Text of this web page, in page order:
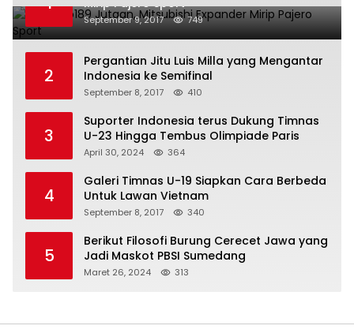
Mirip Pajero Sport
September 9, 2017 749
2
Pergantian Jitu Luis Milla yang Mengantar
Indonesia ke Semifinal
September 8, 2017 410
3
Suporter Indonesia terus Dukung Timnas
U-23 Hingga Tembus Olimpiade Paris
April 30, 2024 364
4
Galeri Timnas U-19 Siapkan Cara Berbeda
Untuk Lawan Vietnam
September 8, 2017 340
5
Berikut Filosofi Burung Cerecet Jawa yang
Jadi Maskot PBSI Sumedang
Maret 26, 2024 313